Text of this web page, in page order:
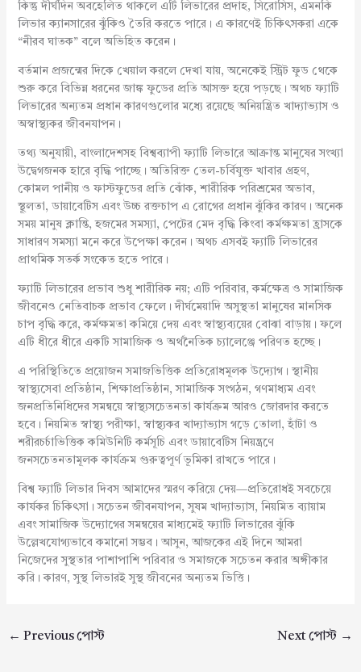
কিন্তু দীর্ঘদিন অবহেলিত থাকলে এটি লিভারের প্রদাহ, সিরোসিস, এমনকি
লিভার ক্যানসারের ঝুঁকিও তৈরি করতে পারে। এ কারণেই চিকিৎসকরা একে
“নীরব ঘাতক” বলে অভিহিত করেন।
বর্তমান প্রজন্মের দিকে খেয়াল করলে দেখা যায়, অনেকেই স্ট্রিট ফুড থেকে
শুরু করে বিভিন্ন ধরনের জাঙ্ক ফুডের প্রতি আসক্ত হয়ে পড়ছে। অথচ ফ্যাটি
লিভারের অন্যতম প্রধান কারণগুলোর মধ্যে রয়েছে অনিয়ন্ত্রিত খাদ্যাভ্যাস ও
অস্বাস্থ্যকর জীবনযাপন।
তথ্য অনুযায়ী, বাংলাদেশসহ বিশ্বব্যাপী ফ্যাটি লিভারে আক্রান্ত মানুষের সংখ্যা
উদ্বেগজনক হারে বৃদ্ধি পাচ্ছে। অতিরিক্ত তেল-চর্বিযুক্ত খাবার গ্রহণ,
কোমল পানীয় ও ফাস্টফুডের প্রতি ঝোঁক, শারীরিক পরিশ্রমের অভাব,
স্থূলতা, ডায়াবেটিস এবং উচ্চ রক্তচাপ এ রোগের প্রধান ঝুঁকির কারণ। অনেক
সময় মানুষ ক্লান্তি, হজমের সমস্যা, পেটের মেদ বৃদ্ধি কিংবা কর্মক্ষমতা হ্রাসকে
সাধারণ সমস্যা মনে করে উপেক্ষা করেন। অথচ এসবই ফ্যাটি লিভারের
প্রাথমিক সতর্ক সংকেত হতে পারে।
ফ্যাটি লিভারের প্রভাব শুধু শারীরিক নয়; এটি পরিবার, কর্মক্ষেত্র ও সামাজিক
জীবনেও নেতিবাচক প্রভাব ফেলে। দীর্ঘমেয়াদি অসুস্থতা মানুষের মানসিক
চাপ বৃদ্ধি করে, কর্মক্ষমতা কমিয়ে দেয় এবং স্বাস্থ্যব্যয়ের বোঝা বাড়ায়। ফলে
এটি ধীরে ধীরে একটি সামাজিক ও অর্থনৈতিক চ্যালেঞ্জে পরিণত হচ্ছে।
এ পরিস্থিতিতে প্রয়োজন সমাজভিত্তিক প্রতিরোধমূলক উদ্যোগ। স্থানীয়
স্বাস্থ্যসেবা প্রতিষ্ঠান, শিক্ষাপ্রতিষ্ঠান, সামাজিক সংগঠন, গণমাধ্যম এবং
জনপ্রতিনিধিদের সমন্বয়ে স্বাস্থ্যসচেতনতা কার্যক্রম আরও জোরদার করতে
হবে। নিয়মিত স্বাস্থ্য পরীক্ষা, স্বাস্থ্যকর খাদ্যাভ্যাস গড়ে তোলা, হাঁটা ও
শরীরচর্চাভিত্তিক কমিউনিটি কর্মসূচি এবং ডায়াবেটিস নিয়ন্ত্রণে
জনসচেতনতামূলক কার্যক্রম গুরুত্বপূর্ণ ভূমিকা রাখতে পারে।
বিশ্ব ফ্যাটি লিভার দিবস আমাদের স্মরণ করিয়ে দেয়—প্রতিরোধই সবচেয়ে
কার্যকর চিকিৎসা। সচেতন জীবনযাপন, সুষম খাদ্যাভ্যাস, নিয়মিত ব্যায়াম
এবং সামাজিক উদ্যোগের সমন্বয়ের মাধ্যমেই ফ্যাটি লিভারের ঝুঁকি
উল্লেখযোগ্যভাবে কমানো সম্ভব। আসুন, আজকের এই দিনে আমরা
নিজেদের সুস্থতার পাশাপাশি পরিবার ও সমাজকে সচেতন করার অঙ্গীকার
করি। কারণ, সুস্থ লিভারই সুস্থ জীবনের অন্যতম ভিত্তি।
← Previous পোস্ট Next পোস্ট →